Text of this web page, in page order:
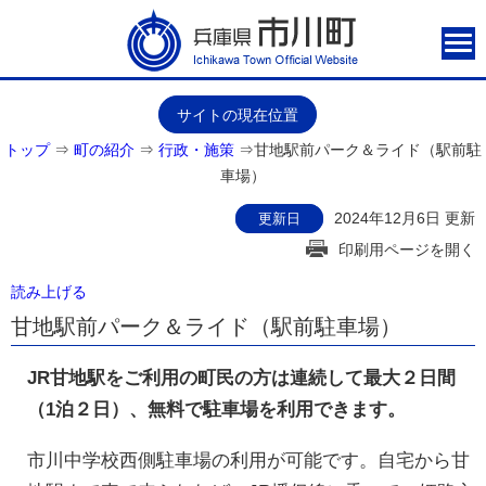
サイトの現在位置
トップ⇒ 町の紹介 ⇒ 行政・施策 ⇒甘地駅前パーク＆ライド（駅前駐
車場）
更新日
2024年12月6日 更新
印刷用ページを開く
読み上げる
甘地駅前パーク＆ライド（駅前駐車場）
JR甘地駅をご利用の町民の方は連続して最大２日間
（1泊２日）、無料で駐車場を利用できます。
市川中学校西側駐車場の利用が可能です。自宅から甘